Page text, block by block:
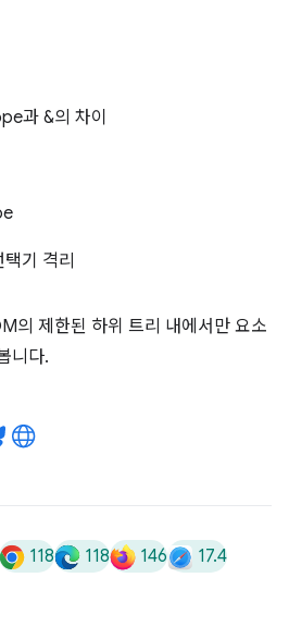
과 &의 차이
기 격리
의 제한된 하위 트리 내에서만 요소
니다.
118 118 146 17.4